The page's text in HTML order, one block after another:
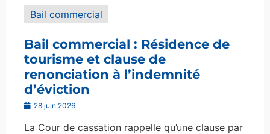
Bail commercial
Bail commercial : Résidence de
tourisme et clause de
renonciation à l’indemnité
d’éviction
28 juin 2026
La Cour de cassation rappelle qu’une clause par